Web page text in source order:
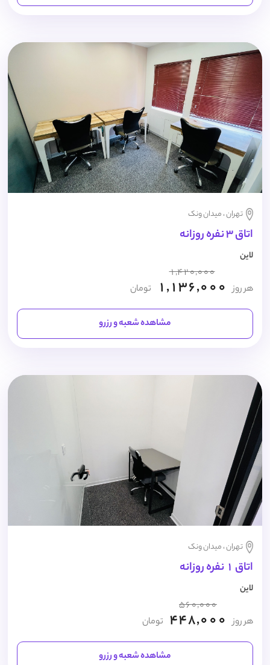
تهران ، میدان ونک
اتاق 3 نفره روزانه
لاین
هر روز
1,420,000
1,136,000 تومان
مشاهده شعبه و رزرو
تهران ، میدان ونک
اتاق 1 نفره روزانه
لاین
هر روز
560,000
448,000 تومان
مشاهده شعبه و رزرو